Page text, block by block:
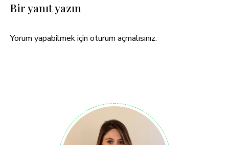
Bir yanıt yazın
Yorum yapabilmek için oturum açmalısınız.